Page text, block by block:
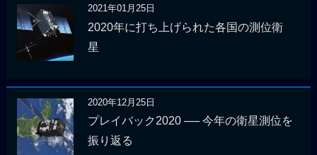
2021年01月25日
2020年に打ち上げられた各国の測位衛
星
2020年12月25日
プレイバック2020 ── 今年の衛星測位を
振り返る